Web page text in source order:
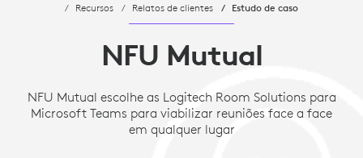
MUTUAL
ESCOLHE
MICROSOFT
Recursos Relatos de clientes Estudo de caso
NFU Mutual
NFU Mutual escolhe as Logitech Room Solutions para
Microsoft Teams para viabilizar reuniões face a face
em qualquer lugar